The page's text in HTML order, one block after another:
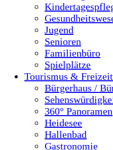
Jugend
Senioren
Familienbüro
Spielplätze
Tourismus & Freizeit
Bürgerhaus /
360° Panoramen
Heidesee
Hallenbad
Gastronomie